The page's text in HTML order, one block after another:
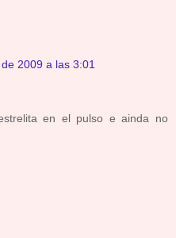
2009 a las 3:01
en el pulso e ainda no